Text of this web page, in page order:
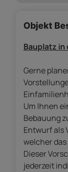
Objekt
Bauplatz in
Gerne
Um Ihnen
Bebauung
Entwurf als
welcher
Dieser
jederzeit